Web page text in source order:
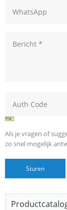
Als je vragen of
zo snel mogelijk